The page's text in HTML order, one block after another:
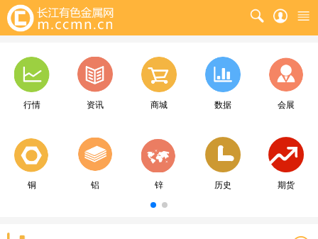
行情 资讯 商城 数据 会展
铜 铝 锌 历史 期货